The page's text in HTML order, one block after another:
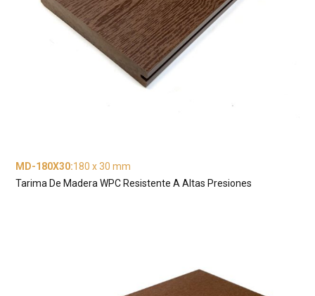
MD-180X30:180 x 30 mm
Tarima De Madera WPC Resistente A Altas Presiones